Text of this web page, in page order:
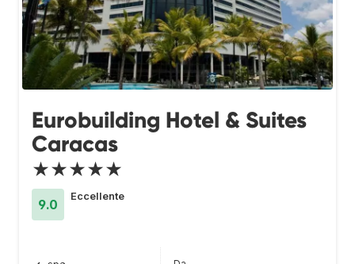
Eurobuilding Hotel & Suites
Caracas
★★★★★
9.0
Eccellente